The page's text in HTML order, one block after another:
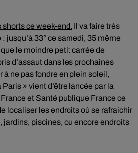
shorts ce week-end. Il va faire très
jusqu’à 33° ce samedi, 35 même
le moindre petit carrée de
d’assaut dans les prochaines
à ne pas fondre en plein soleil,
» vient d’être lancée par la
et Santé publique France ce
localiser les endroits où se rafraichir
jardins, piscines, ou encore endroits